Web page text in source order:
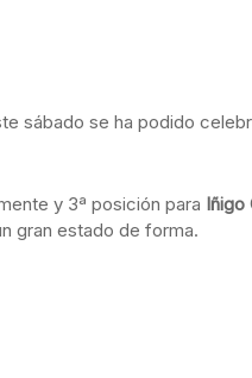
sábado se ha podido
y 3ª posición para Iñigo
gran estado de forma.